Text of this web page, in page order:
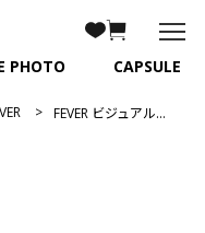
PHOTO CAPSULE
FEVER ビジュアルフェイスタオル/瀬口黎弥